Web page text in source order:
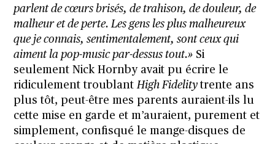
parlent de cœurs brisés, de trahison, de douleur, de
malheur et de perte. Les gens les plus malheureux
que je connais, sentimentalement, sont ceux qui
aiment la pop-music par-dessus tout.» Si
seulement Nick Hornby avait pu écrire le
ridiculement troublant High Fidelitytrente ans
plus tôt, peut-être mes parents auraient-ils lu
cette mise en garde et m’auraient, purement et
simplement, confisqué le mange-disques de